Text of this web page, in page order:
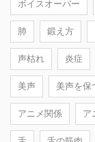
ボイスオーバー
肺 鍛え方
声枯れ 炎症
美声 美声を保
アニメ関係 ア